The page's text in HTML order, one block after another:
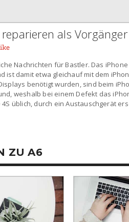
als Vorgänger
Nachrichten für Bastler. Das
ist damit etwa gleichauf mit dem
benötigt wurden, sind beim
weshalb bei einem Defekt das
üblich, durch ein Austauschgerät
ZU A6